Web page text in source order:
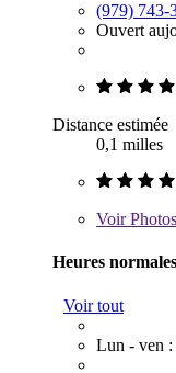
(979) 743-
Ouvert
Distance estimée
0,1 milles
VoirPhotos
Heures normales
Voir tout
Lun - ven :